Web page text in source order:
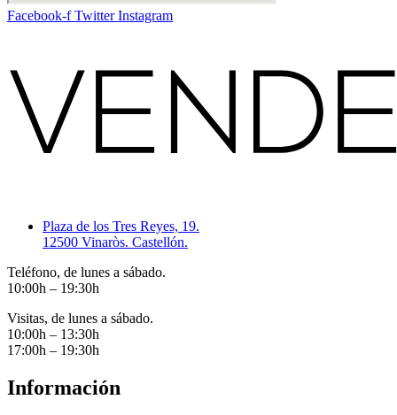
Facebook-f Twitter Instagram
Plaza de los Tres Reyes, 19.
12500 Vinaròs. Castellón.
Teléfono, de lunes a sábado.
10:00h – 19:30h
Visitas, de lunes a sábado.
10:00h – 13:30h
17:00h – 19:30h
Información